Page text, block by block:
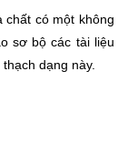
chất có một không
sơ bộ các tài liệu
dạng này.